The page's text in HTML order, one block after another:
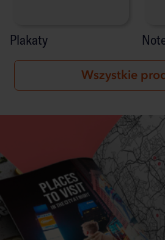
Plakaty
Wszystkie